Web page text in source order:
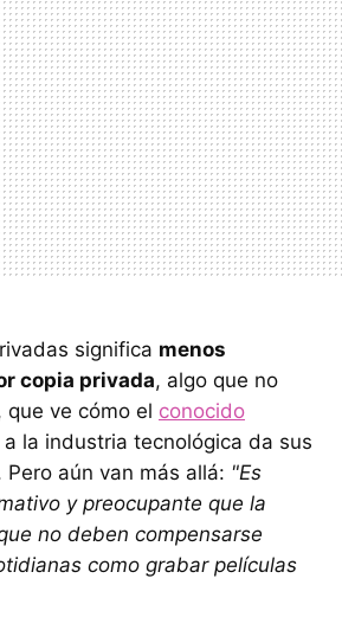
significa menos
copia privada, algo que no
que ve cómo el conocido
la industria tecnológica da sus
aún van más allá: "Es
y preocupante que la
no deben compensarse
como grabar películas